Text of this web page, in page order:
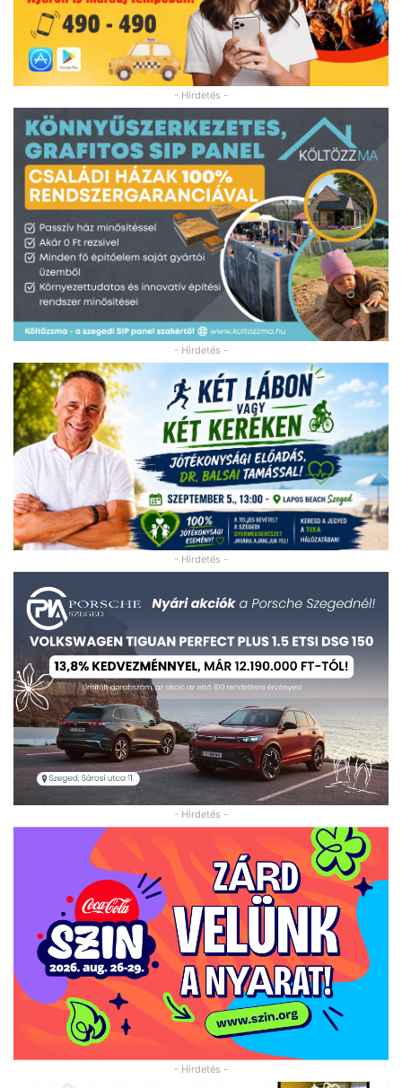
- Hirdetés -
- Hirdetés -
- Hirdetés -
- Hirdetés -
- Hirdetés -